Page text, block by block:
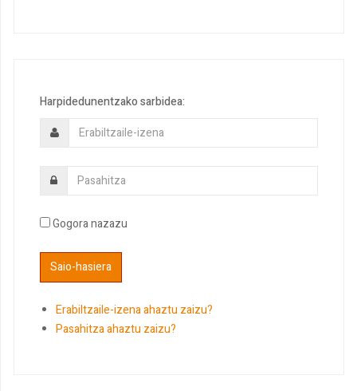
Harpidedunentzako sarbidea:
Gogora nazazu
Erabiltzaile-izena ahaztu zaizu?
Pasahitza ahaztu zaizu?